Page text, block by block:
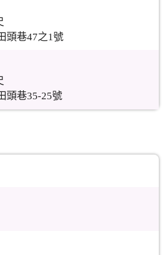
頭巷47之1號
頭巷35-25號